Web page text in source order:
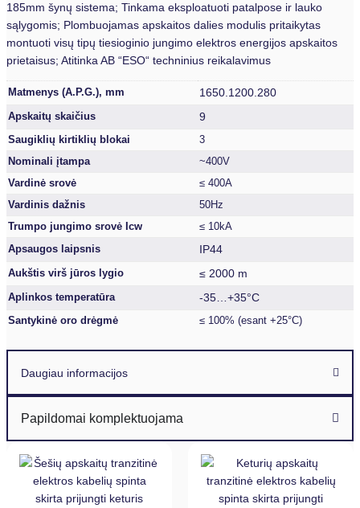
185mm šynų sistema; Tinkama eksploatuoti patalpose ir lauko
sąlygomis; Plombuojamas apskaitos dalies modulis pritaikytas
montuoti visų tipų tiesioginio jungimo elektros energijos apskaitos
prietaisus; Atitinka AB “ESO“ techninius reikalavimus
Matmenys (A.P.G.), mm 1650.1200.280
Apskaitų skaičius 9
Saugiklių kirtiklių blokai
3
Nominali įtampa
~400V
Vardinė srovė
≤ 400A
Vardinis dažnis
50Hz
Trumpo jungimo srovė Icw
≤ 10kA
Apsaugos laipsnis
IP44
Aukštis virš jūros lygio ≤ 2000 m
Aplinkos temperatūra -35…+35°C
Santykinė oro drėgmė ≤ 100% (esant +25°C)
Daugiau informacijos
Papildomai komplektuojama